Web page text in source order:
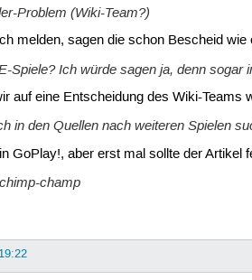
Problem (Wiki-Team?)
melden, sagen die schon Bescheid
Spiele? Ich würde sagen ja, denn sogar
auf eine Entscheidung des Wiki-Teams
in den Quellen nach weiteren Spielen
GoPlay!, aber erst mal sollte der Artikel
champ